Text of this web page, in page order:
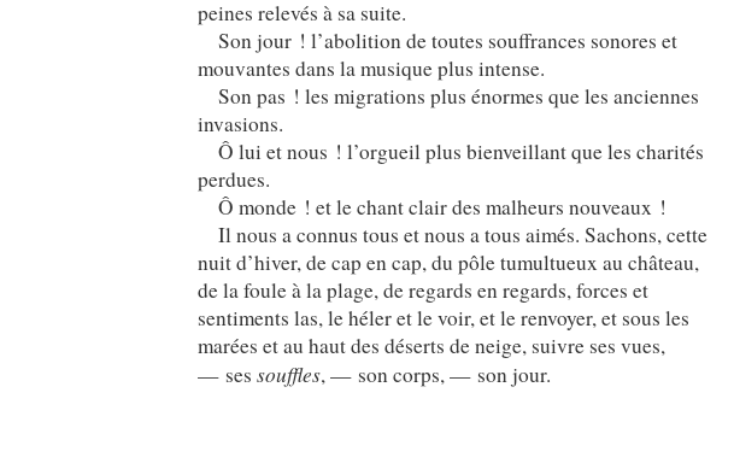
peines relevés à sa suite.
Son jour ! l’abolition de toutes souffrances sonores et
mouvantes dans la musique plus intense.
Son pas ! les migrations plus énormes que les anciennes
invasions.
Ô lui et nous ! l’orgueil plus bienveillant que les charités
perdues.
Ô monde ! et le chant clair des malheurs nouveaux !
Il nous a connus tous et nous a tous aimés. Sachons, cette
nuit d’hiver, de cap en cap, du pôle tumultueux au château,
de la foule à la plage, de regards en regards, forces et
sentiments las, le héler et le voir, et le renvoyer, et sous les
marées et au haut des déserts de neige, suivre ses vues,
— ses souffles, — son corps, — son jour.